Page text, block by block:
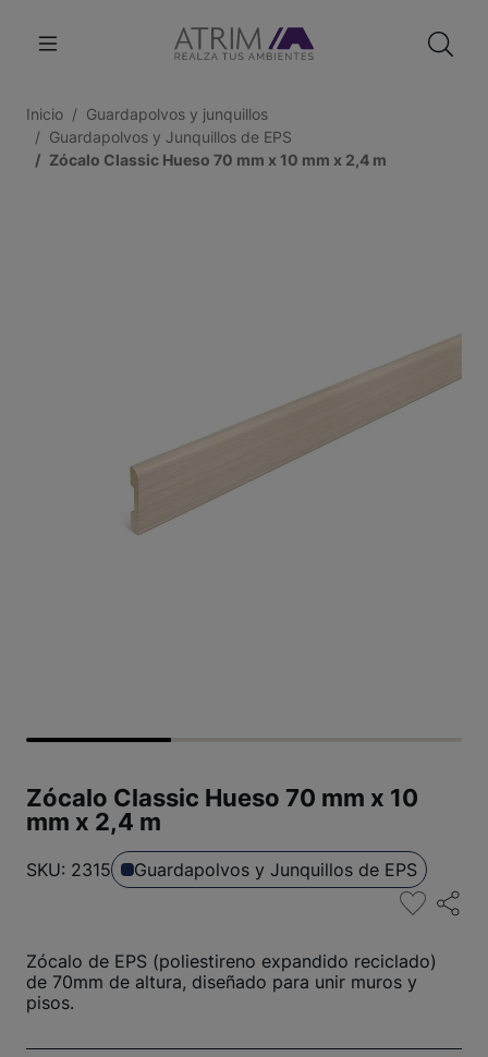
Inicio
Guardapolvos y junquillos
Guardapolvos y Junquillos de EPS
Zócalo Classic Hueso 70 mm x 10 mm x 2,4 m
Zócalo Classic Hueso 70 mm x 10
mm x 2,4 m
SKU: 2315 Guardapolvos y Junquillos de EPS
Zócalo de EPS (poliestireno expandido reciclado)
de 70mm de altura, diseñado para unir muros y
pisos.